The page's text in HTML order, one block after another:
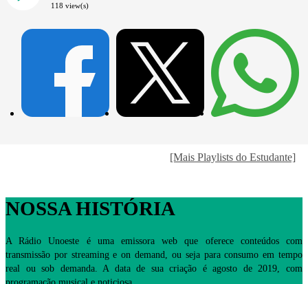
118 view(s)
[Mais Playlists do Estudante]
NOSSA HISTÓRIA
A Rádio Unoeste é uma emissora web que oferece conteúdos com
transmissão por streaming e on demand, ou seja para consumo em tempo
real ou sob demanda. A data de sua criação é agosto de 2019, com
programação musical e noticiosa.